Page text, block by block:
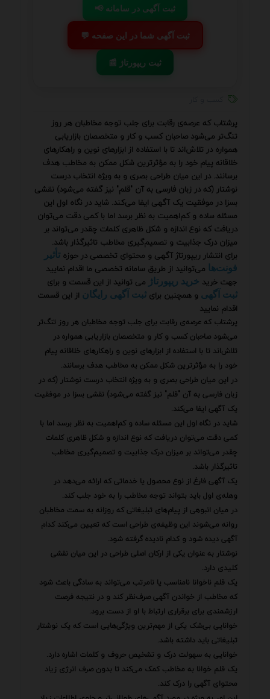
📢 ثبت آگهی در سامانه
💬 ثبت آگهی شما در این صفحه
📰 ثبت ریپورتاژ
پرشتاب که عرصه‌ی رقابت برای جلب توجه مخاطبان هر روز
تنگ‌تر می‌شود صاحبان کسب و کار و متخصصان بازاریابی
همواره در تلاش‌اند تا با استفاده از ابزارهای نوین و راهکارهای
خلاقانه پیام خود را به مؤثرترین شکل ممکن به مخاطب هدف
برسانند. در این میان طراحی بصری و به ویژه انتخاب درست
نوشتار (که در زبان فارسی به آن "قلم" نیز گفته می‌شود) نقشی
بسزا در موفقیت یک آگهی ایفا می‌کند. شاید در نگاه اول این
مسئله ساده و کم‌اهمیت به نظر برسد اما با کمی دقت می‌توان
دریافت که نوع اندازه و شکل ظاهری کلمات چقدر می‌تواند بر
میزان درک جذابیت و تصمیم‌گیری مخاطب تاثیرگذار باشد.
برای انتشار ریپورتاژ آگهی و محتوای تخصصی در حوزه تأثیر
فونت‌ها می‌توانید از طریق سامانه تخصصی ما اقدام نمایید
جهت خرید خرید ریپورتاژ می توانید از این قسمت و برای
ثبت آگهی و همچنین برای ثبت آگهی رایگان از این قسمت
اقدام نمایید
پرشتاب که عرصه‌ی رقابت برای جلب توجه مخاطبان هر روز تنگ‌تر
می‌شود صاحبان کسب و کار و متخصصان بازاریابی همواره در
تلاش‌اند تا با استفاده از ابزارهای نوین و راهکارهای خلاقانه پیام
خود را به مؤثرترین شکل ممکن به مخاطب هدف برسانند.
در این میان طراحی بصری و به ویژه انتخاب درست نوشتار (که در
زبان فارسی به آن "قلم" نیز گفته می‌شود) نقشی بسزا در موفقیت
یک آگهی ایفا می‌کند.
شاید در نگاه اول این مسئله ساده و کم‌اهمیت به نظر برسد اما با
کمی دقت می‌توان دریافت که نوع اندازه و شکل ظاهری کلمات
چقدر می‌تواند بر میزان درک جذابیت و تصمیم‌گیری مخاطب
تاثیرگذار باشد.
یک آگهی فارغ از نوع محصول یا خدماتی که ارائه می‌دهد در
وهله‌ی اول باید بتواند توجه مخاطب را به خود جلب کند.
در میان انبوهی از پیام‌های تبلیغاتی که روزانه به سمت مخاطبان
روانه می‌شوند این وظیفه‌ی طراحی است که تعیین می‌کند کدام
آگهی دیده شود و کدام نادیده گرفته شود.
نوشتار به عنوان یکی از ارکان اصلی طراحی در این میان نقشی
کلیدی دارد.
یک قلم ناخوانا نامناسب یا نامرتب می‌تواند به سادگی باعث شود
که مخاطب از خواندن آگهی صرف‌نظر کند و در نتیجه فرصت
ارزشمندی برای برقراری ارتباط با او از دست برود.
خوانایی بی‌شک یکی از مهم‌ترین ویژگی‌هایی است که یک نوشتار
تبلیغاتی باید داشته باشد.
خوانایی به سهولت درک و تشخیص حروف و کلمات اشاره دارد.
یک قلم خوانا به مخاطب کمک می‌کند تا بدون صرف انرژی زیاد
محتوای آگهی را درک کند.